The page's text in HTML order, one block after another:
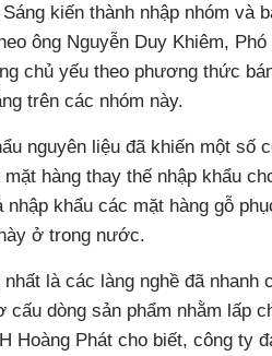
kiến thành nhập nhóm và
ông Nguyễn Duy Khiêm,
chủ yếu theo phương thức
trên các nhóm này.
nguyên liệu đã khiến một
hàng thay thế nhập khẩu
nhập khẩu các mặt hàng gỗ
ở trong nước.
là các làng nghề đã nhanh
dòng sản phẩm nhằm lấp
Hoàng Phát cho biết, công ty